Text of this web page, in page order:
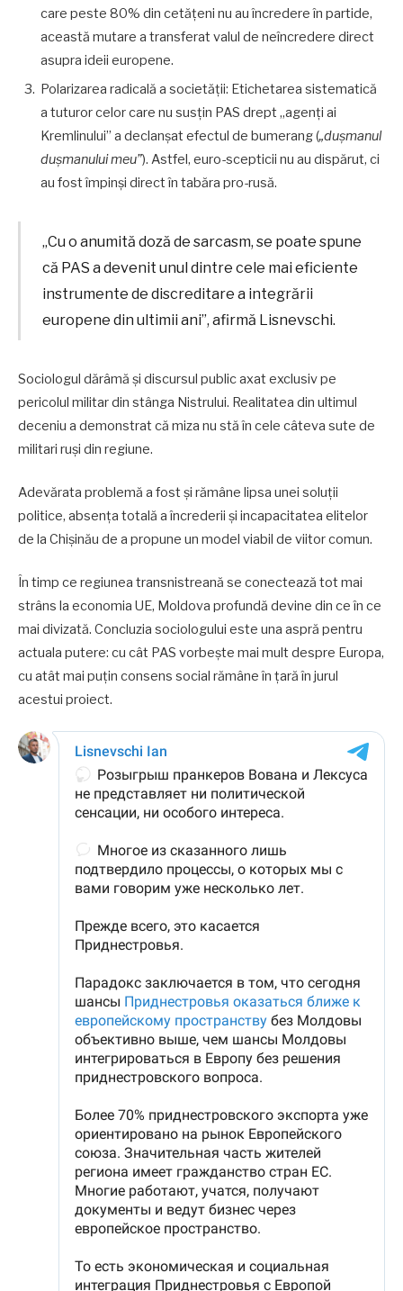
care peste 80% din cetățeni nu au încredere în partide,
această mutare a transferat valul de neîncredere direct
asupra ideii europene.
Polarizarea radicală a societății: Etichetarea sistematică
a tuturor celor care nu susțin PAS drept „agenți ai
Kremlinului” a declanșat efectul de bumerang („dușmanul
dușmanului meu”). Astfel, euro-scepticii nu au dispărut, ci
au fost împinși direct în tabăra pro-rusă.
„Cu o anumită doză de sarcasm, se poate spune
că PAS a devenit unul dintre cele mai eficiente
instrumente de discreditare a integrării
europene din ultimii ani”, afirmă Lisnevschi.
Sociologul dărâmă și discursul public axat exclusiv pe
pericolul militar din stânga Nistrului. Realitatea din ultimul
deceniu a demonstrat că miza nu stă în cele câteva sute de
militari ruși din regiune.
Adevărata problemă a fost și rămâne lipsa unei soluții
politice, absența totală a încrederii și incapacitatea elitelor
de la Chișinău de a propune un model viabil de viitor comun.
În timp ce regiunea transnistreană se conectează tot mai
strâns la economia UE, Moldova profundă devine din ce în ce
mai divizată. Concluzia sociologului este una aspră pentru
actuala putere: cu cât PAS vorbește mai mult despre Europa,
cu atât mai puțin consens social rămâne în țară în jurul
acestui proiect.